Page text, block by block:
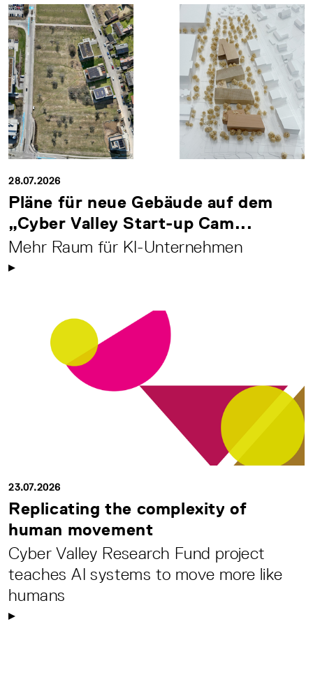
28.07.2026
Pläne für neue Gebäude auf dem
„Cyber Valley Start-up Cam...
Mehr Raum für KI-Unternehmen
23.07.2026
Replicating the complexity of
human movement
Cyber Valley Research Fund project
teaches AI systems to move more like
humans